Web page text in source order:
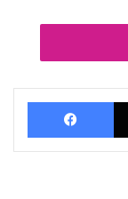
The Husband
Jung-hyun)ผู้เค
จองแจฮาและสต
ความยาว 70 นา